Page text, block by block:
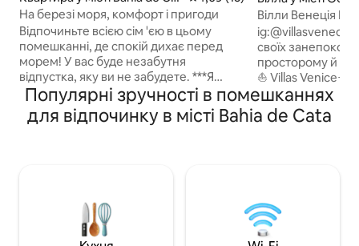
a
На березі моря, комфорт і пригоди
Відпочиньте всією сім 'єю в цьому
помешканні, де спокій дихає перед
морем! У вас буде незабутня
відпустка, яку ви не забудете. ***Я
включаю: мило, шампунь,
кондиціонер, гель для ванни та мило
для посуду. ♡ Також туалетний папір!
цифрова електрична кавоварка,
електричний консервний ніж,
a
Вілли Венеція
ig:@villasvenecia_
своїх
просторому й
⛵️ Villas
у перші дні, де
головними
з 4 чудових
мішок для
увага.🏅 - У
пасажирського
Популярні зручності в помешканнях
для відпочинку в місті Bahia de Cata